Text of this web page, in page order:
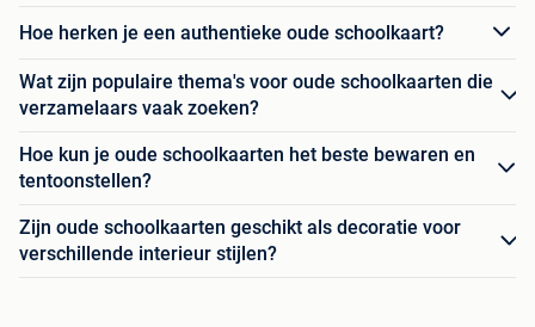
Hoe herken je een authentieke oude schoolkaart?
Wat zijn populaire thema's voor oude schoolkaarten die
verzamelaars vaak zoeken?
Hoe kun je oude schoolkaarten het beste bewaren en
tentoonstellen?
Zijn oude schoolkaarten geschikt als decoratie voor
verschillende interieur stijlen?